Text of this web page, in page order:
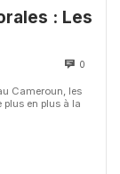
: Les
0
Cameroun, les
plus en plus à la